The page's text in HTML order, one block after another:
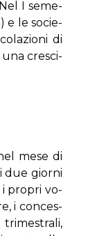
I se­me­
e le so­cie­
di
una cre­sci­
me­se di
due gior­ni
i pro­pri vo­
i con­ces­